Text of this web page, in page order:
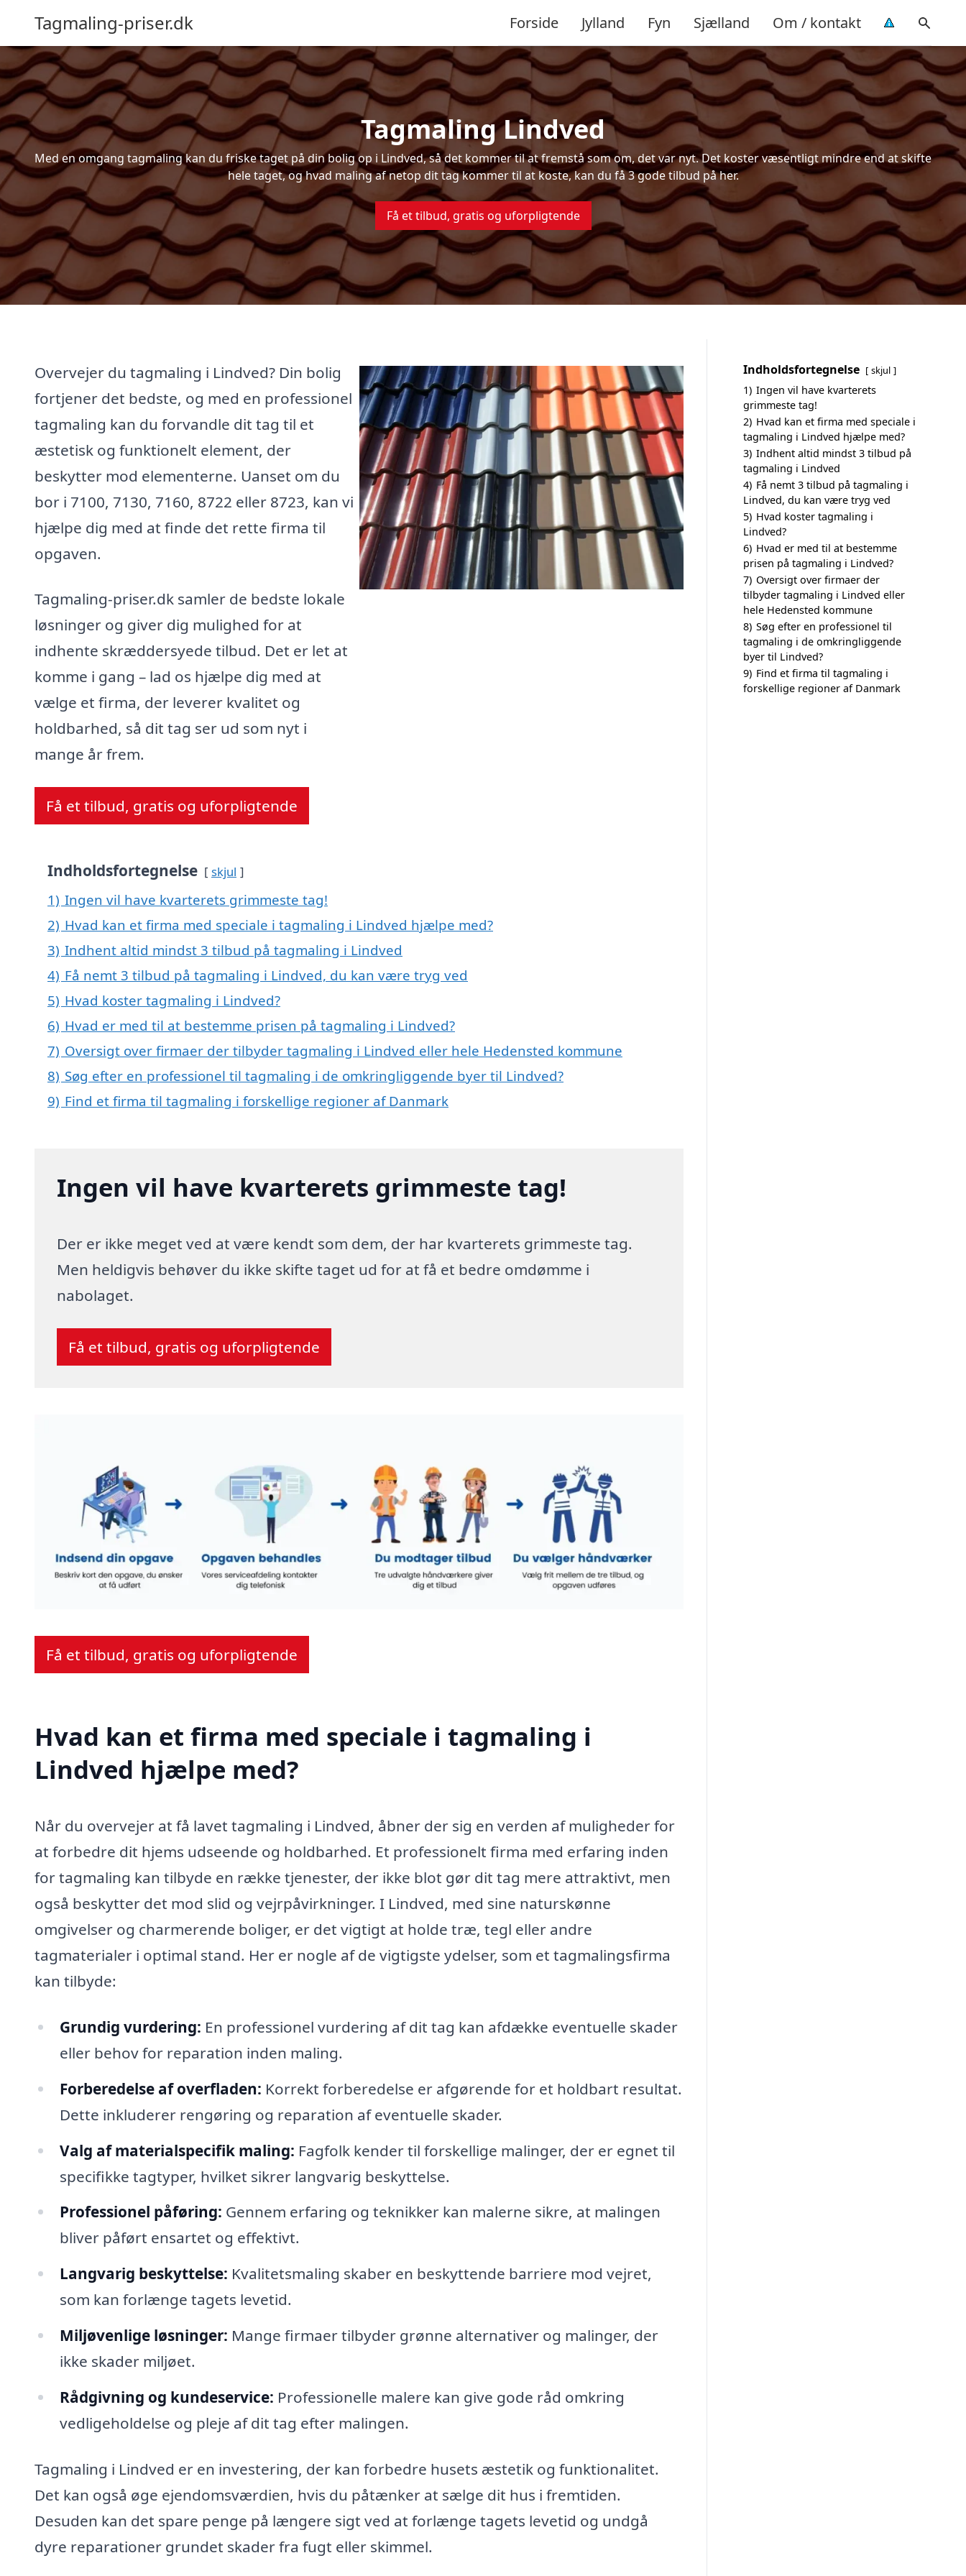
Tagmaling-priser.dk Forside Jylland Fyn Sjælland Om / kontakt
Tagmaling Lindved
Med en omgang tagmaling kan du friske taget på din bolig op i Lindved, så det kommer til at fremstå som om, det var nyt. Det koster væsentligt mindre end at skifte
hele taget, og hvad maling af netop dit tag kommer til at koste, kan du få 3 gode tilbud på her.
Få et tilbud, gratis og uforpligtende
Overvejer du tagmaling i Lindved? Din bolig
fortjener det bedste, og med en professionel
tagmaling kan du forvandle dit tag til et
æstetisk og funktionelt element, der
beskytter mod elementerne. Uanset om du
bor i 7100, 7130, 7160, 8722 eller 8723, kan vi
hjælpe dig med at finde det rette firma til
opgaven.
Tagmaling-priser.dk samler de bedste lokale
løsninger og giver dig mulighed for at
indhente skræddersyede tilbud. Det er let at
komme i gang – lad os hjælpe dig med at
vælge et firma, der leverer kvalitet og
holdbarhed, så dit tag ser ud som nyt i
mange år frem.
Få et tilbud, gratis og uforpligtende
Indholdsfortegnelse skjul
1) Ingen vil have kvarterets grimmeste tag!
2) Hvad kan et firma med speciale i tagmaling i Lindved hjælpe med?
3) Indhent altid mindst 3 tilbud på tagmaling i Lindved
4) Få nemt 3 tilbud på tagmaling i Lindved, du kan være tryg ved
5) Hvad koster tagmaling i Lindved?
6) Hvad er med til at bestemme prisen på tagmaling i Lindved?
7) Oversigt over firmaer der tilbyder tagmaling i Lindved eller hele Hedensted kommune
8) Søg efter en professionel til tagmaling i de omkringliggende byer til Lindved?
9) Find et firma til tagmaling i forskellige regioner af Danmark
Ingen vil have kvarterets grimmeste tag!
Der er ikke meget ved at være kendt som dem, der har kvarterets grimmeste tag.
Men heldigvis behøver du ikke skifte taget ud for at få et bedre omdømme i
nabolaget.
Få et tilbud, gratis og uforpligtende
Få et tilbud, gratis og uforpligtende
Hvad kan et firma med speciale i tagmaling i
Lindved hjælpe med?
Når du overvejer at få lavet tagmaling i Lindved, åbner der sig en verden af muligheder for
at forbedre dit hjems udseende og holdbarhed. Et professionelt firma med erfaring inden
for tagmaling kan tilbyde en række tjenester, der ikke blot gør dit tag mere attraktivt, men
også beskytter det mod slid og vejrpåvirkninger. I Lindved, med sine naturskønne
omgivelser og charmerende boliger, er det vigtigt at holde træ, tegl eller andre
tagmaterialer i optimal stand. Her er nogle af de vigtigste ydelser, som et tagmalingsfirma
kan tilbyde:
Grundig vurdering: En professionel vurdering af dit tag kan afdække eventuelle skader
eller behov for reparation inden maling.
Forberedelse af overfladen: Korrekt forberedelse er afgørende for et holdbart resultat.
Dette inkluderer rengøring og reparation af eventuelle skader.
Valg af materialspecifik maling: Fagfolk kender til forskellige malinger, der er egnet til
specifikke tagtyper, hvilket sikrer langvarig beskyttelse.
Professionel påføring: Gennem erfaring og teknikker kan malerne sikre, at malingen
bliver påført ensartet og effektivt.
Langvarig beskyttelse: Kvalitetsmaling skaber en beskyttende barriere mod vejret,
som kan forlænge tagets levetid.
Miljøvenlige løsninger: Mange firmaer tilbyder grønne alternativer og malinger, der
ikke skader miljøet.
Rådgivning og kundeservice: Professionelle malere kan give gode råd omkring
vedligeholdelse og pleje af dit tag efter malingen.
Tagmaling i Lindved er en investering, der kan forbedre husets æstetik og funktionalitet.
Det kan også øge ejendomsværdien, hvis du påtænker at sælge dit hus i fremtiden.
Desuden kan det spare penge på længere sigt ved at forlænge tagets levetid og undgå
dyre reparationer grundet skader fra fugt eller skimmel.
Indholdsfortegnelse skjul
1) Ingen vil have kvarterets
grimmeste tag!
2) Hvad kan et firma med speciale i
tagmaling i Lindved hjælpe med?
3) Indhent altid mindst 3 tilbud på
tagmaling i Lindved
4) Få nemt 3 tilbud på tagmaling i
Lindved, du kan være tryg ved
5) Hvad koster tagmaling i
Lindved?
6) Hvad er med til at bestemme
prisen på tagmaling i Lindved?
7) Oversigt over firmaer der
tilbyder tagmaling i Lindved eller
hele Hedensted kommune
8) Søg efter en professionel til
tagmaling i de omkringliggende
byer til Lindved?
9) Find et firma til tagmaling i
forskellige regioner af Danmark